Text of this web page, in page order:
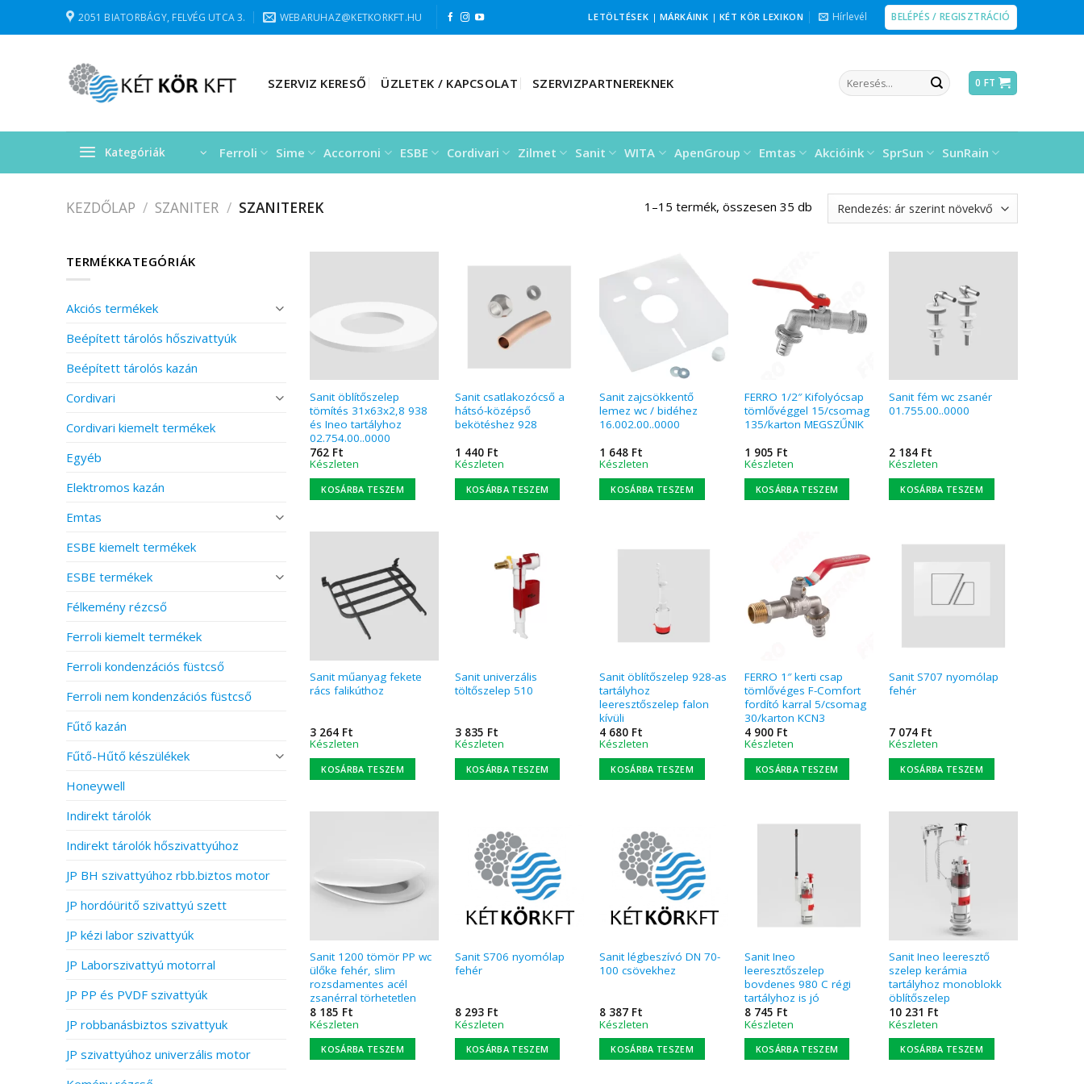
2051 BIATORBÁGY, FELVÉG UTCA 3. WEBARUHAZ@KETKORKFT.HU LETÖLTÉSEK | MÁRKÁINK | KÉT KÖR LEXIKON Hírlevél BELÉPÉS / REGISZTRÁCIÓ
SZERVIZ KERESŐ ÜZLETEK / KAPCSOLAT SZERVIZPARTNEREKNEK
Keresés
a
0 FT
Kategóriák Ferroli Sime Accorroni ESBE Cordivari Zilmet Sanit WITA ApenGroup Emtas Akcióink SprSun SunRain
KEZDŐLAP / SZANITER / SZANITEREK 1–15 termék, összesen 35 db
TERMÉKKATEGÓRIÁK
Akciós termékek
Beépített tárolós hőszivattyúk
Beépített tárolós kazán
Cordivari
Cordivari kiemelt termékek
Egyéb
Elektromos kazán
Emtas
ESBE kiemelt termékek
ESBE termékek
Félkemény rézcső
Ferroli kiemelt termékek
Ferroli kondenzációs füstcső
Ferroli nem kondenzációs füstcső
Fűtő kazán
Fűtő-Hűtő készülékek
Honeywell
Indirekt tárolók
Indirekt tárolók hőszivattyúhoz
JP BH szivattyúhoz rbb.biztos motor
JP hordóüritő szivattyú szett
JP kézi labor szivattyúk
JP Laborszivattyú motorral
JP PP és PVDF szivattyúk
JP robbanásbiztos szivattyuk
JP szivattyúhoz univerzális motor
Sanit öblítőszelep
tömítés 31x63x2,8 938
és Ineo tartályhoz
02.754.00..0000
762 Ft
Készleten
KOSÁRBA TESZEM
Sanit csatlakozócső a
hátsó-középső
bekötéshez 928
1 440 Ft
Készleten
KOSÁRBA TESZEM
Sanit zajcsökkentő
lemez wc / bidéhez
16.002.00..0000
1 648 Ft
Készleten
KOSÁRBA TESZEM
FERRO 1/2″ Kifolyócsap
tömlővéggel 15/csomag
135/karton MEGSZŰNIK
1 905 Ft
Készleten
KOSÁRBA TESZEM
Sanit fém wc zsanér
01.755.00..0000
2 184 Ft
Készleten
KOSÁRBA TESZEM
Sanit műanyag fekete
rács falikúthoz
3 264 Ft
Készleten
KOSÁRBA TESZEM
Sanit univerzális
töltőszelep 510
3 835 Ft
Készleten
KOSÁRBA TESZEM
Sanit öblítőszelep 928-as
tartályhoz
leeresztőszelep falon
kívüli
4 680 Ft
Készleten
KOSÁRBA TESZEM
FERRO 1″ kerti csap
tömlővéges F-Comfort
fordító karral 5/csomag
30/karton KCN3
4 900 Ft
Készleten
KOSÁRBA TESZEM
Sanit S707 nyomólap
fehér
7 074 Ft
Készleten
KOSÁRBA TESZEM
Sanit 1200 tömör PP wc
ülőke fehér, slim
rozsdamentes acél
zsanérral törhetetlen
8 185 Ft
Készleten
KOSÁRBA TESZEM
Sanit S706 nyomólap
fehér
8 293 Ft
Készleten
KOSÁRBA TESZEM
Sanit légbeszívó DN 70-
100 csövekhez
8 387 Ft
Készleten
KOSÁRBA TESZEM
Sanit Ineo
leeresztőszelep
bovdenes 980 C régi
tartályhoz is jó
8 745 Ft
Készleten
KOSÁRBA TESZEM
Sanit Ineo leeresztő
szelep kerámia
tartályhoz monoblokk
öblítőszelep
10 231 Ft
Készleten
KOSÁRBA TESZEM